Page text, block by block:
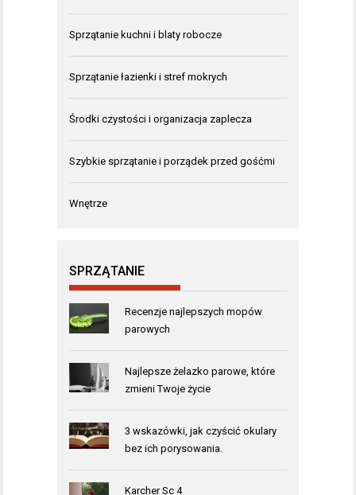
Sprzątanie kuchni i blaty robocze
Sprzątanie łazienki i stref mokrych
Środki czystości i organizacja zaplecza
Szybkie sprzątanie i porządek przed gośćmi
Wnętrze
SPRZĄTANIE
Recenzje najlepszych mopów
parowych
Najlepsze żelazko parowe, które
zmieni Twoje życie
3 wskazówki, jak czyścić okulary
bez ich porysowania.
Karcher Sc 4